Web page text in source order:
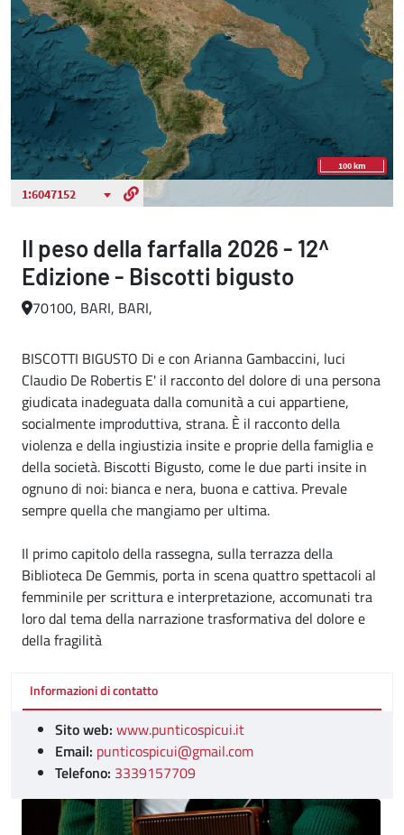
Il peso della farfalla 2026 - 12^
Edizione - Biscotti bigusto
70100, BARI, BARI,
BISCOTTI BIGUSTO Di e con Arianna Gambaccini, luci
Claudio De Robertis E' il racconto del dolore di una persona
giudicata inadeguata dalla comunità a cui appartiene,
socialmente improduttiva, strana. È il racconto della
violenza e della ingiustizia insite e proprie della famiglia e
della società. Biscotti Bigusto, come le due parti insite in
ognuno di noi: bianca e nera, buona e cattiva. Prevale
sempre quella che mangiamo per ultima.
Il primo capitolo della rassegna, sulla terrazza della
Biblioteca De Gemmis, porta in scena quattro spettacoli al
femminile per scrittura e interpretazione, accomunati tra
loro dal tema della narrazione trasformativa del dolore e
della fragilità
Informazioni di contatto
Sito web: www.punticospicui.it
Email: punticospicui@gmail.com
Telefono: 3339157709